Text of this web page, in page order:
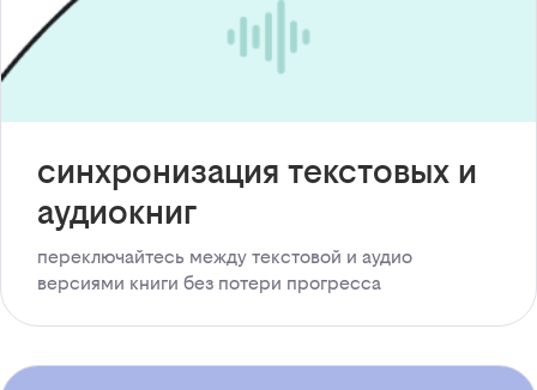
синхронизация текстовых и
аудиокниг
переключайтесь между текстовой и аудио
версиями книги без потери прогресса